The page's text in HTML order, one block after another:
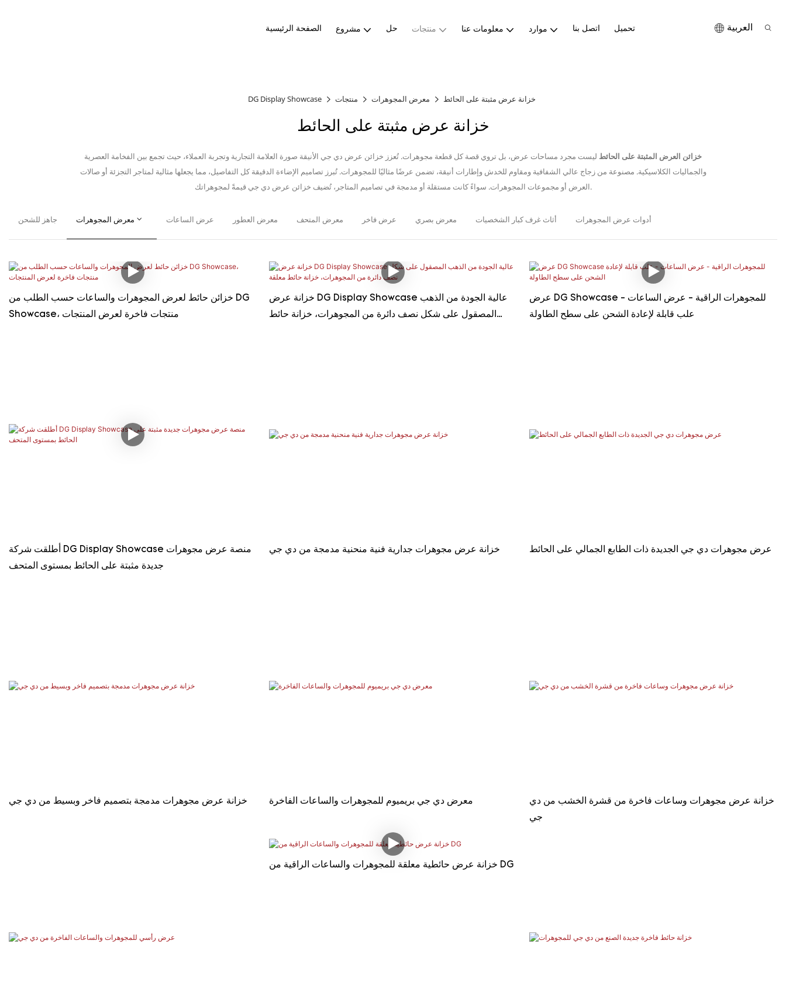
الصفحة الرئيسية مشروع حل منتجات معلومات عنا موارد اتصل بنا تحميل العربية
DG Display Showcase منتجات معرض المجوهرات خزانة عرض مثبتة على الحائط
خزانة عرض مثبتة على الحائط
خزائن العرض المثبتة على الحائط ليست مجرد مساحات عرض، بل تروي قصة كل قطعة مجوهرات. تُعزز خزائن عرض دي جي الأنيقة صورة العلامة التجارية وتجربة العملاء، حيث تجمع بين الفخامة العصرية
والجماليات الكلاسيكية. مصنوعة من زجاج عالي الشفافية ومقاوم للخدش وإطارات أنيقة، تضمن عرضًا مثاليًا للمجوهرات. تُبرز تصاميم الإضاءة الدقيقة كل التفاصيل، مما يجعلها مثالية لمتاجر التجزئة أو صالات
العرض أو مجموعات المجوهرات. سواءً كانت مستقلة أو مدمجة في تصاميم المتاجر، تُضيف خزائن عرض دي جي قيمةً لمجوهراتك.
جاهز للشحن معرض المجوهرات عرض الساعات معرض العطور معرض المتحف عرض فاخر معرض بصري أثاث غرف كبار الشخصيات أدوات عرض المجوهرات واجهة عرض فاخرة خزائن العرض المستقيمة خزانة عرض الجزيرة خزانة عرض مثبتة على الحائط طاولة عرض المجوهرات
خزائن حائط لعرض المجوهرات والساعات حسب الطلب من DG
Showcase، منتجات فاخرة لعرض المنتجات
خزانة عرض DG Display Showcase عالية الجودة من الذهب
المصقول على شكل نصف دائرة من المجوهرات، خزانة حائط
عرض DG Showcase للمجوهرات الراقية - عرض الساعات -
علب قابلة لإعادة الشحن على سطح الطاولة
أطلقت شركة DG Display Showcase منصة عرض مجوهرات
جديدة مثبتة على الحائط بمستوى المتحف
خزانة عرض مجوهرات جدارية فنية منحنية مدمجة من دي جي عرض مجوهرات دي جي الجديدة ذات الطابع الجمالي على الحائط
خزانة عرض مجوهرات مدمجة بتصميم فاخر وبسيط من دي جي معرض دي جي بريميوم للمجوهرات والساعات الفاخرة
خزانة عرض مجوهرات وساعات فاخرة من قشرة الخشب من دي
جي
خزانة عرض حائطية معلقة للمجوهرات والساعات الراقية من DG